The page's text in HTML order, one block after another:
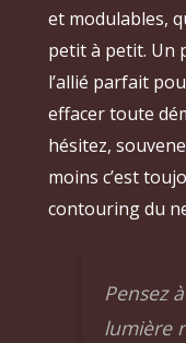
et modulables,
petit à petit. Un
l’allié parfait
effacer toute
hésitez,
moins c’est
contouring du
Pensez
lumière